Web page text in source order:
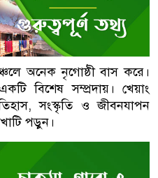
অনেক নৃগোষ্ঠী বাস করে।
বিশেষ সম্প্রদায়। খেয়াং
সংস্কৃতি ও জীবনযাপন
পড়ুন।